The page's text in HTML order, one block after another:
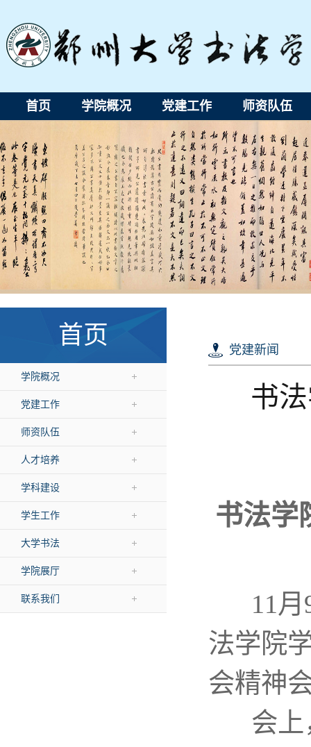
首页 学院概况 党建工作 师资队伍
首页
学院概况
党建工作
师资队伍
人才培养
学科建设
学生工作
大学书法
学院展厅
联系我们
党建新闻
书
书法学
11月
法学院
会精神
会上